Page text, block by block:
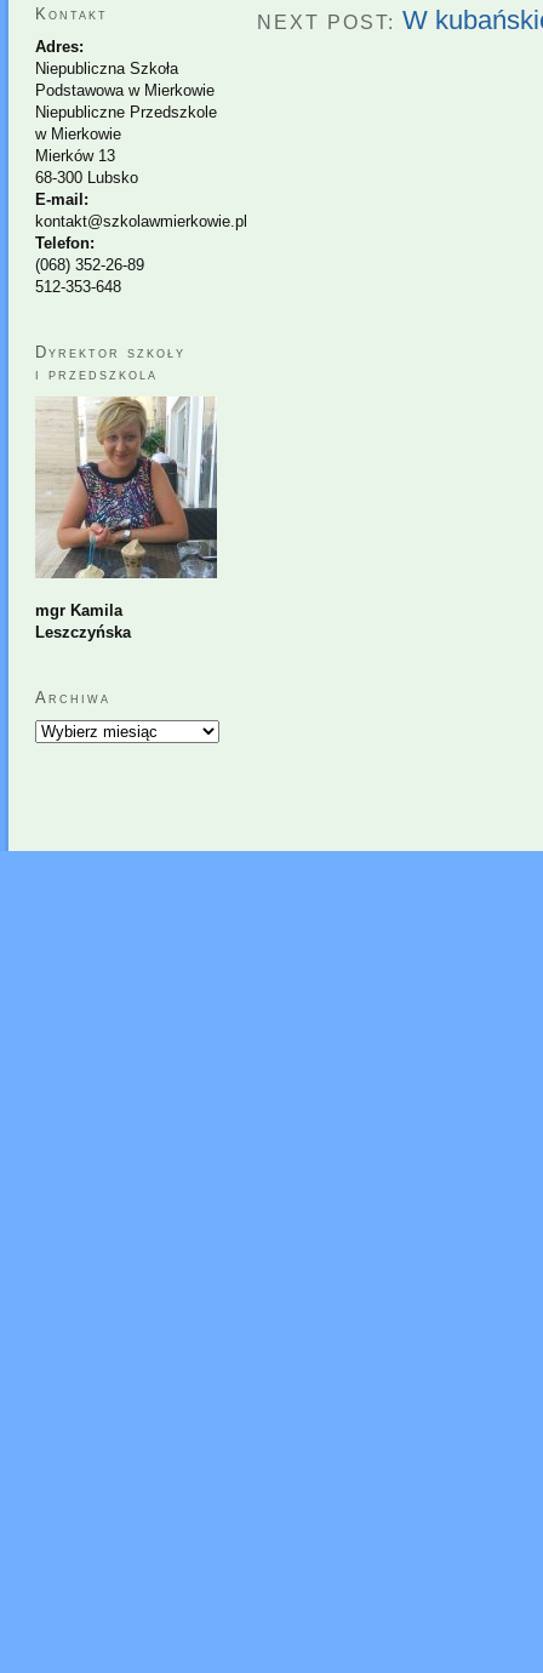
NEXT POST: W
Kontakt
Adres:
Niepubliczna Szkoła
Podstawowa w Mierkowie
Niepubliczne Przedszkole
w Mierkowie
Mierków 13
68-300 Lubsko
E-mail:
kontakt@szkolawmierkowie.pl
Telefon:
(068) 352-26-89
512-353-648
Dyrektor szkoły
i przedszkola
mgr Kamila
Leszczyńska
Archiwa
Archiwa